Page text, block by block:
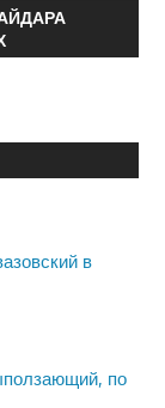
в
по